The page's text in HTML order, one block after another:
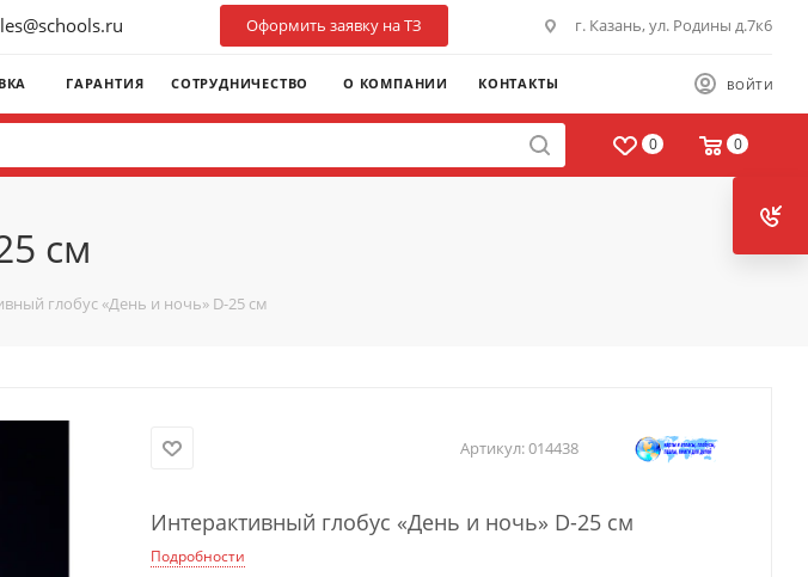
Оформить заявку на ТЗ г. Казань, ул. Родины д.7к6
ВОЙТИ
ГАРАНТИЯ СОТРУДНИЧЕСТВО О КОМПАНИИ КОНТАКТЫ
0 0
см
глобус «День и ночь» D-25 см
Артикул:014438
Интерактивный глобус «День и ночь» D-25 см
Подробности